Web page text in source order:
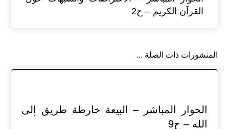
القرآن الكريم – ح2
المنشورات ذات الصلة ...
الحوار المباشر – البيعة خارطة طريق إلى
الله – ح9